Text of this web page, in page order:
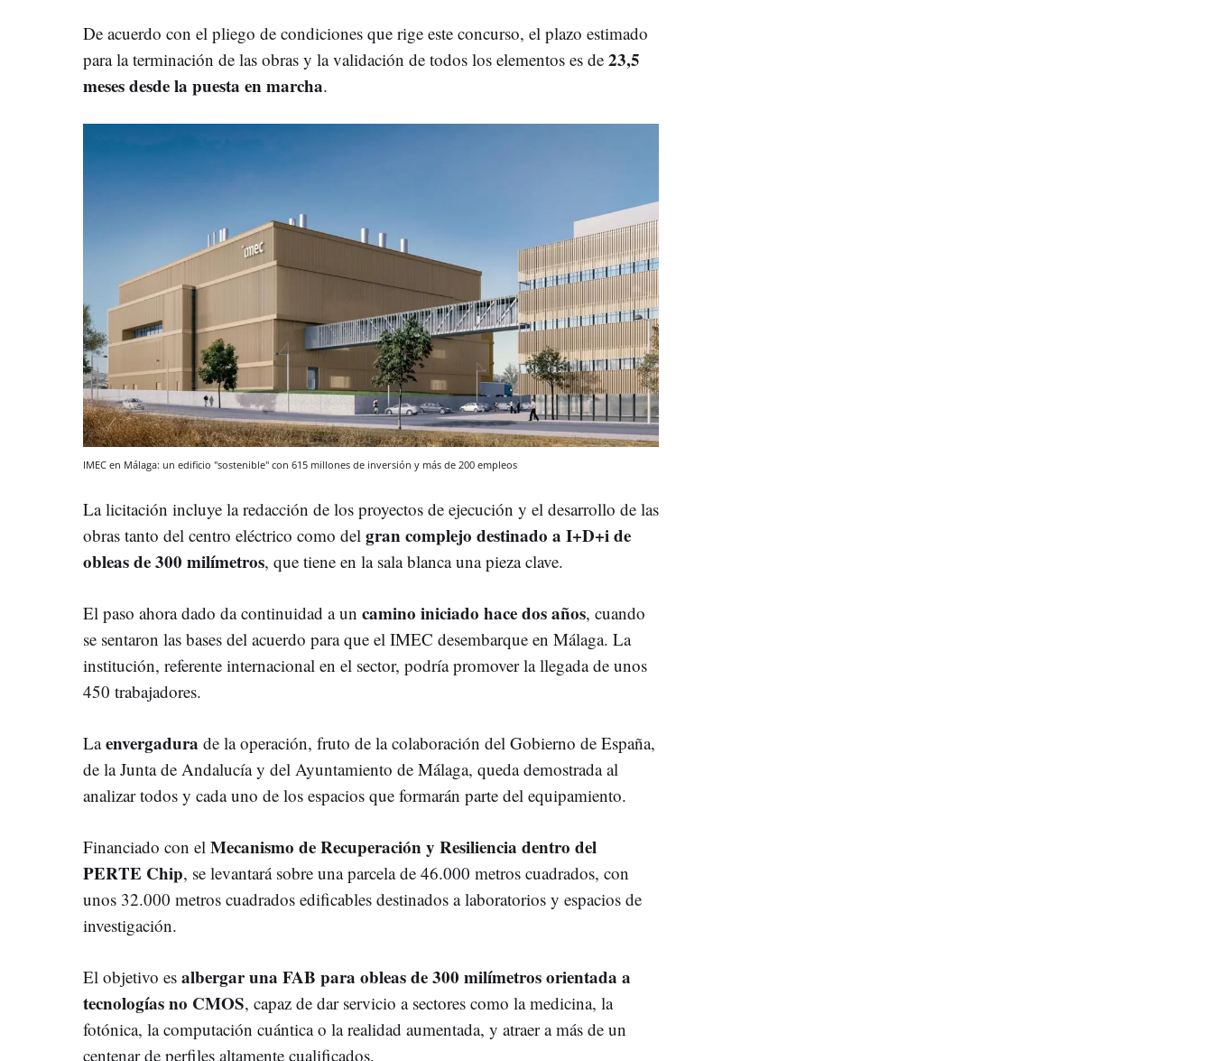
De acuerdo con el pliego de condiciones que rige este concurso, el plazo estimado
para la terminación de las obras y la validación de todos los elementos es de 23,5
meses desde la puesta en marcha.
IMEC en Málaga: un edificio "sostenible" con 615 millones de inversión y más de 200 empleos
La licitación incluye la redacción de los proyectos de ejecución y el desarrollo de las
obras tanto del centro eléctrico como del gran complejo destinado a I+D+i de
obleas de 300 milímetros, que tiene en la sala blanca una pieza clave.
El paso ahora dado da continuidad a un camino iniciado hace dos años, cuando
se sentaron las bases del acuerdo para que el IMEC desembarque en Málaga. La
institución, referente internacional en el sector, podría promover la llegada de unos
450 trabajadores.
Laenvergadura de la operación, fruto de la colaboración del Gobierno de España,
de la Junta de Andalucía y del Ayuntamiento de Málaga, queda demostrada al
analizar todos y cada uno de los espacios que formarán parte del equipamiento.
Financiado con el Mecanismo de Recuperación y Resiliencia dentro del
PERTE Chip, se levantará sobre una parcela de 46.000 metros cuadrados, con
unos 32.000 metros cuadrados edificables destinados a laboratorios y espacios de
investigación.
El objetivo es albergar una FAB para obleas de 300 milímetros orientada a
tecnologías no CMOS, capaz de dar servicio a sectores como la medicina, la
fotónica, la computación cuántica o la realidad aumentada, y atraer a más de un
centenar de perfiles altamente cualificados.